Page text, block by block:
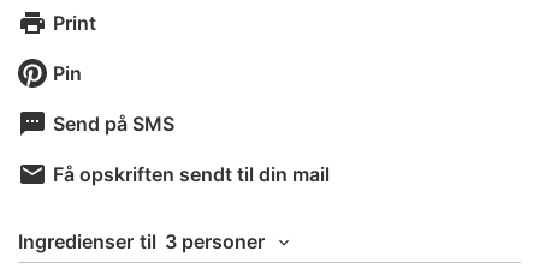
Print
Pin
Send på SMS
Få opskriften sendt til din mail
Ingredienser til 3 personer